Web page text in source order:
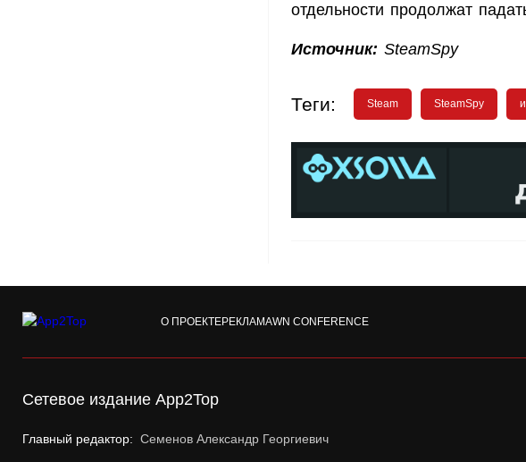
отдельности продолжат
Источник: SteamSpy
Теги: Steam SteamSpy
О ПРОЕКТЕРЕКЛАМАWN CONFERENCE
Сетевое издание App2Top
Главный редактор: Семенов Александр Георгиевич